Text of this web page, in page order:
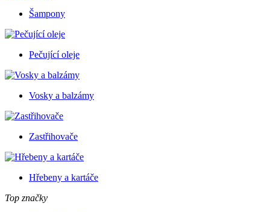
Šampony
Pečující oleje
Vosky a balzámy
Zastřihovače
Hřebeny a kartáče
Top značky